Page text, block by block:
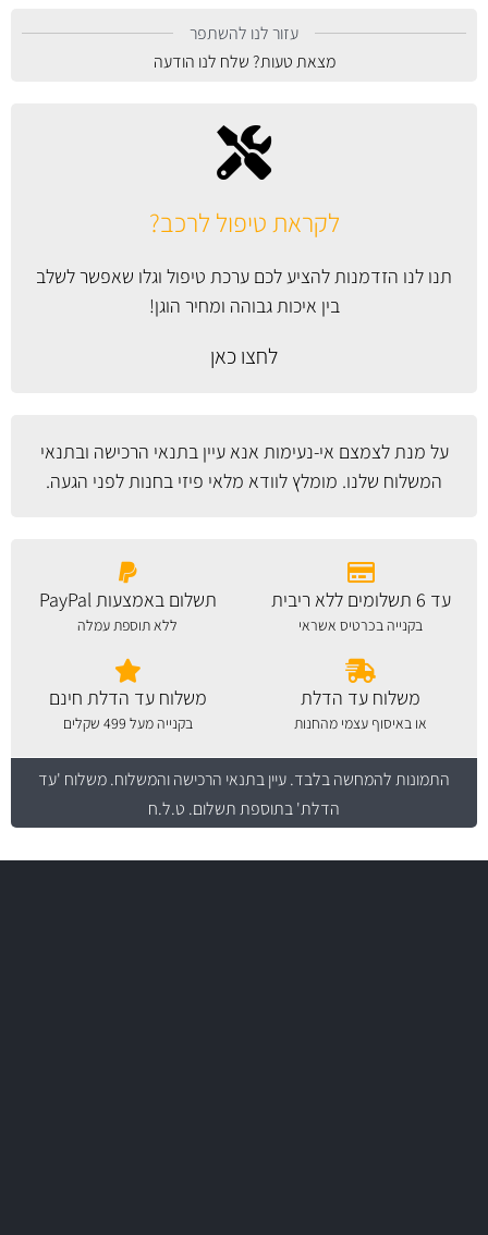
לקראת טיפול לרכב?
תנו לנו הזדמנות להציע לכם ערכת טיפול וגלו שאפשר לשלב
בין איכות גבוהה ומחיר הוגן!
לחצו כאן
על מנת לצמצם אי-נעימות אנא עייןבתנאי הרכישה ובתנאי
המשלוח שלנו. מומלץ לוודא מלאי פיזי בחנות לפני הגעה.
עזור לנו להשתפר
מצאת טעות? שלח לנו הודעה
עד 6 תשלומים ללא ריבית
בקנייה בכרטיס אשראי
תשלום באמצעות PayPal
ללא תוספת עמלה
משלוח עד הדלת
או באיסוף עצמי מהחנות
משלוח עד הדלת חינם
בקנייה מעל 499 שקלים
התמונות להמחשה בלבד.עיין בתנאי הרכישה והמשלוח. משלוח 'עד
הדלת' בתוספת תשלום. ט.ל.ח